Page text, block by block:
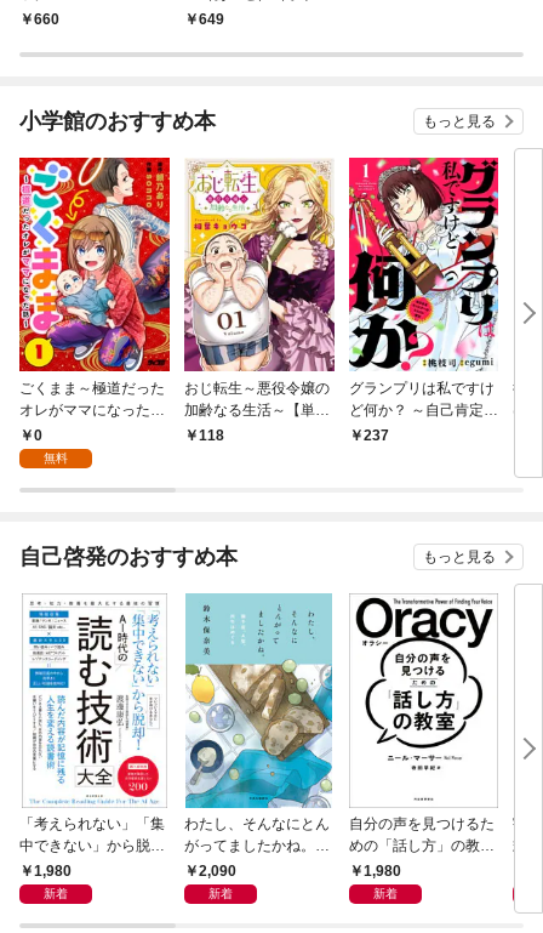
660
文庫）
649
小学館のおすすめ本 もっと見る
ごくまま～極道だった
オレがママになった話
～【単話】（１）
0
無料
おじ転生～悪役令嬢の
加齢なる生活～【単
話】（１）
118
グランプリは私ですけ
ど何か？ ～自己肯定モ
ンスターのミスコン無
237
後
は
自己啓発のおすすめ本 もっと見る
「考えられない」「集
中できない」から脱
却！ AI時代の読む技
術大全
1,980
新着
わたし、そんなにとん
がってましたかね。
獅子座、Ａ型、丙午は
めぐる
2,090
新着
自分の声を見つけるた
めの「話し方」の教
室 Ｏｒａｃｙ（オラ
シー）
1,980
新着
宇
式